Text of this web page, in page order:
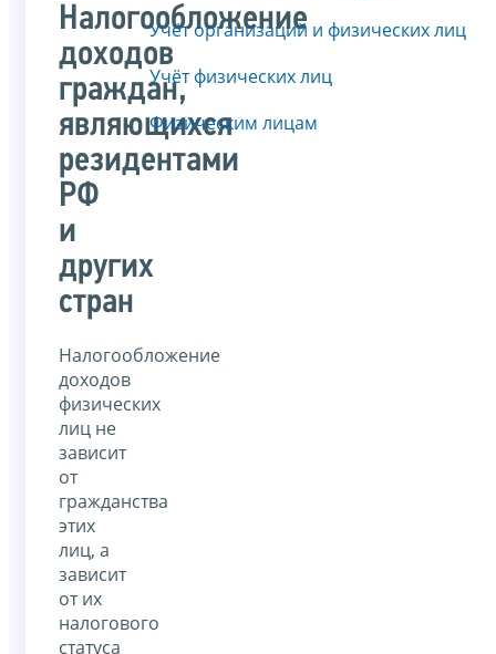
Налогообложение
доходов
граждан,
являющихся
резидентами
РФ
и
других
стран
Налогообложение
доходов
физических
лиц не
зависит
от
гражданства
этих
лиц, а
зависит
от их
налогового
статуса
Учёт организаций и физических лиц
Учёт физических лиц
Физическим лицам